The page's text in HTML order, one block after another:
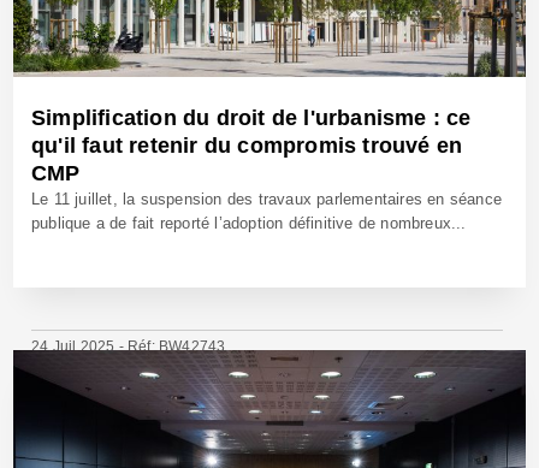
Simplification du droit de l'urbanisme : ce
qu'il faut retenir du compromis trouvé en
CMP
Le 11 juillet, la suspension des travaux parlementaires en séance
publique a de fait reporté l’adoption définitive de nombreux...
24 Juil 2025 - Réf: BW42743